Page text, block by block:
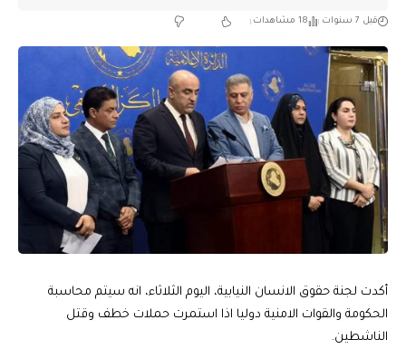
قبل 7 سنوات 18 مشاهدات
أكدت لجنة حقوق الانسان النيابية، اليوم الثلاثاء، انه سيتم محاسبة
الحكومة والقوات الامنية دوليا اذا استمرت حملات خطف وقتل
الناشطين.